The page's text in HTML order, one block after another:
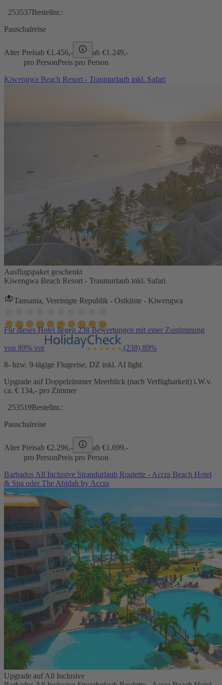
253537Bestellnr.:
Pauschalreise
Alter Preisab €1.456,- ab €1.249,-
pro PersonPreis pro Person
Kiwengwa Beach Resort - Traumurlaub inkl. Safari
Ausflugspaket geschenkt
Kiwengwa Beach Resort - Traumurlaub inkl. Safari
Tansania, Vereinigte Republik - Ostküste - Kiwengwa
Für dieses Hotel liegen 238 Bewertungen mit einer Zustimmung
von 89% vor (238) 89%
8- bzw. 9-tägige Flugreise, DZ inkl. AI light
Upgrade auf Doppelzimmer Meerblick (nach Verfügbarkeit) i.W.v.
ca. € 134,- pro Zimmer
253519Bestellnr.:
Pauschalreise
Alter Preisab €2.296,- ab €1.699,-
pro PersonPreis pro Person
Barbados All Inclusive Strandurlaub Roulette - Accra Beach Hotel
& Spa oder The Abidah by Accra
Upgrade auf All Inclusive